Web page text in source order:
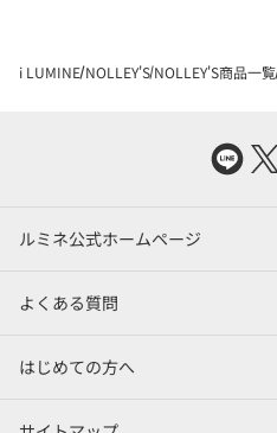
i LUMINE NOLLEY'S NOLLEY'S商品一覧
ルミネ公式ホームページ
よくある質問
はじめての方へ